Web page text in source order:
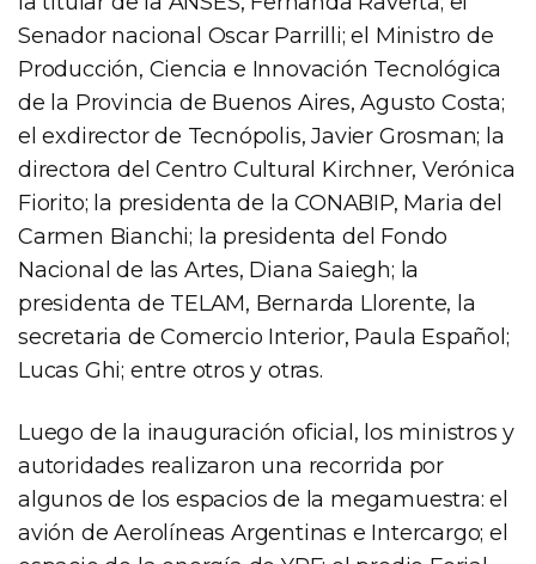
Senador nacional Oscar Parrilli; el Ministro de
Producción, Ciencia e Innovación Tecnológica
de la Provincia de Buenos Aires, Agusto Costa;
el exdirector de Tecnópolis, Javier Grosman; la
directora del Centro Cultural Kirchner, Verónica
Fiorito; la presidenta de la CONABIP, Maria del
Carmen Bianchi; la presidenta del Fondo
Nacional de las Artes, Diana Saiegh; la
presidenta de TELAM, Bernarda Llorente, la
secretaria de Comercio Interior, Paula Español;
Lucas Ghi; entre otros y otras.
Luego de la inauguración oficial, los ministros y
autoridades realizaron una recorrida por
algunos de los espacios de la megamuestra: el
avión de Aerolíneas Argentinas e Intercargo; el